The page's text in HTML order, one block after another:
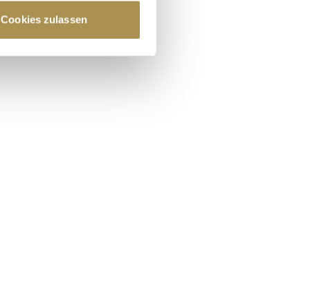
Präferenzen im
anbieten zu können
diese Informationen
Rahmen Ihrer Nutzung
Cookies zulassen